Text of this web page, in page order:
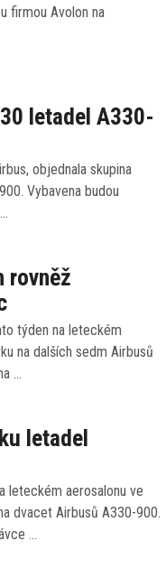
firmou Avolon na
letadel A330-
objednala skupina
Vybavena budou
rovněž
týden na leteckém
na dalších sedm Airbusů
…
letadel
leteckém aerosalonu ve
dvacet Airbusů A330-900.
…